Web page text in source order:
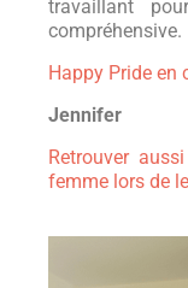
travaillant
compréhensive.
Happy Pride en
Jennifer
Retrouver
femme lors de